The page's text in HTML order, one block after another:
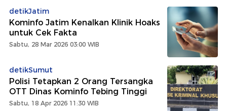
detikJatim
Kominfo Jatim Kenalkan Klinik Hoaks
untuk Cek Fakta
Sabtu, 28 Mar 2026 03:00 WIB
detikSumut
Polisi Tetapkan 2 Orang Tersangka
OTT Dinas Kominfo Tebing Tinggi
Sabtu, 18 Apr 2026 11:30 WIB